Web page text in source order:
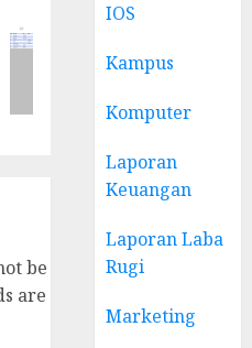
be
are
IOS
Kampus
Komputer
Laporan
Keuangan
Laporan Laba
Rugi
Marketing